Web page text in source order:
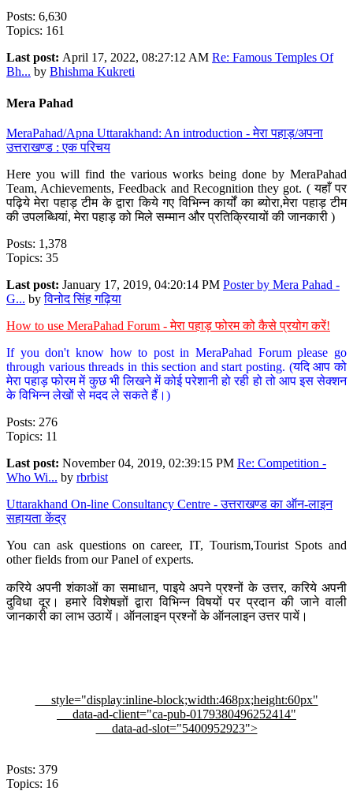
Posts: 6,630
Topics: 161
Last post: April 17, 2022, 08:27:12 AM Re: Famous Temples Of
Bh... by Bhishma Kukreti
Mera Pahad
MeraPahad/Apna Uttarakhand: An introduction - मेरा पहाड़/अपना
उत्तराखण्ड : एक परिचय
Here you will find the various works being done by MeraPahad
Team, Achievements, Feedback and Recognition they got. ( यहाँ पर
पढ़िये मेरा पहाड़ टीम के द्वारा किये गए विभिन्न कार्यों का ब्योरा,मेरा पहाड़ टीम
की उपलब्धियां, मेरा पहाड़ को मिले सम्मान और प्रतिक्रियायों की जानकारी )
Posts: 1,378
Topics: 35
Last post: January 17, 2019, 04:20:14 PM Poster by Mera Pahad -
G... byविनोद सिंह गढ़िया
How to use MeraPahad Forum - मेरा पहाड़ फोरम को कैसे प्रयोग करें!
If you don't know how to post in MeraPahad Forum please go
through various threads in this section and start posting. (यदि आप को
मेरा पहाड़ फोरम में कुछ भी लिखने में कोई परेशानी हो रही हो तो आप इस सेक्शन
के विभिन्न लेखों से मदद ले सकते हैं।)
Posts: 276
Topics: 11
Last post: November 04, 2019, 02:39:15 PM Re: Competition -
Who Wi... by rbrbist
Uttarakhand On-line Consultancy Centre - उत्तराखण्ड का ऑन-लाइन
सहायता केंद्र
You can ask questions on career, IT, Tourism,Tourist Spots and
other fields from our Panel of experts.
करिये अपनी शंकाओं का समाधान, पाइये अपने प्रश्नों के उत्तर, करिये अपनी
दुविधा दूर। हमारे विशेषज्ञों द्वारा विभिन्न विषयों पर प्रदान की जाने वाली
जानकारी का लाभ उठायें। ऑनलाइन प्रश्नों के ऑनलाइन उत्तर पायें।
style="display:inline-block;width:468px;height:60px"
data-ad-client="ca-pub-0179380496252414"
data-ad-slot="5400952923">
Posts: 379
Topics: 16